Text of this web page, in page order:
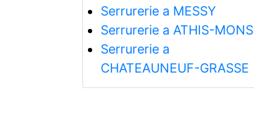
Serrurerie a MESSY
Serrurerie a ATHIS-MONS
Serrurerie a
CHATEAUNEUF-GRASSE